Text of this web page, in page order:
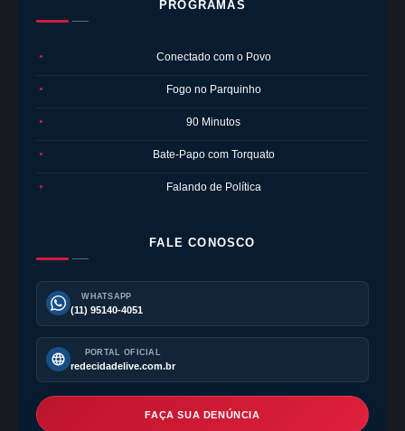
PROGRAMAS
● Conectado com o Povo
● Fogo no Parquinho
● 90 Minutos
● Bate-Papo com Torquato
● Falando de Política
FALE CONOSCO
WHATSAPP
(11) 95140-4051
PORTAL OFICIAL
redecidadelive.com.br
FAÇA SUA DENÚNCIA